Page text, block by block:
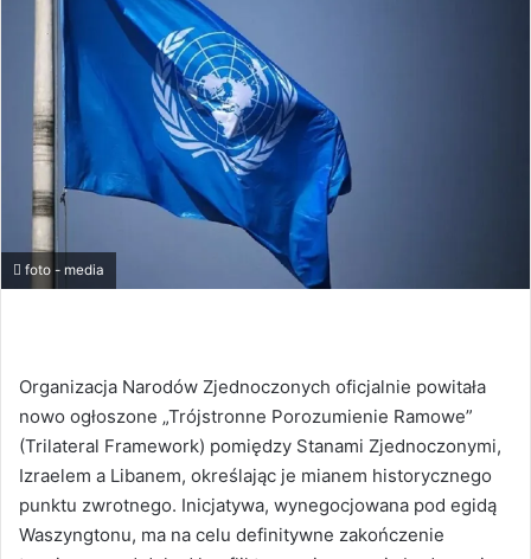
foto - media
Organizacja Narodów Zjednoczonych oficjalnie powitała
nowo ogłoszone „Trójstronne Porozumienie Ramowe”
(Trilateral Framework) pomiędzy Stanami Zjednoczonymi,
Izraelem a Libanem, określając je mianem historycznego
punktu zwrotnego. Inicjatywa, wynegocjowana pod egidą
Waszyngtonu, ma na celu definitywne zakończenie